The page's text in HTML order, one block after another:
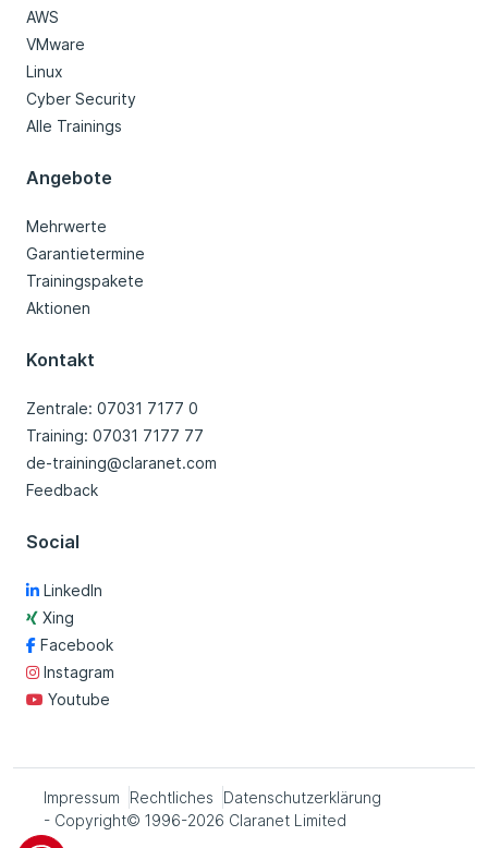
AWS
VMware
Linux
Cyber Security
Alle Trainings
Angebote
Mehrwerte
Garantietermine
Trainingspakete
Aktionen
Kontakt
Zentrale: 07031 7177 0
Training: 07031 7177 77
de-training@claranet.com
Feedback
Social
LinkedIn
Xing
Facebook
Instagram
Youtube
Impressum Rechtliches
Datenschutzerklärung
- Copyright© 1996-2026 Claranet Limited